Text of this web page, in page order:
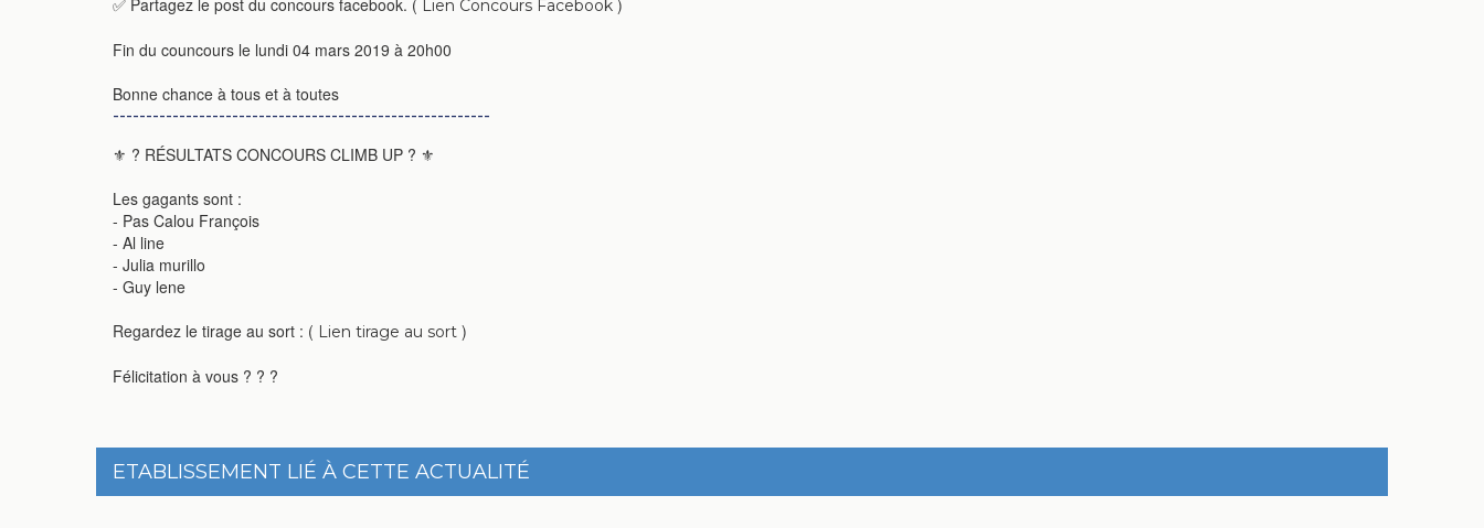
Lien Concours Facebook
Fin du councours le lundi 04 mars 2019 à 20h00
Bonne chance à tous et à toutes
---------------------------------------------------------
⚜️ ? RÉSULTATS CONCOURS CLIMB UP ? ⚜️
Les gagants sont :
- Pas Calou François
- Al line
- Julia murillo
- Guy lene
Regardez le tirage au sort : ( Lien tirage au sort )
Félicitation à vous ? ? ?
ETABLISSEMENT LIÉ À CETTE ACTUALITÉ